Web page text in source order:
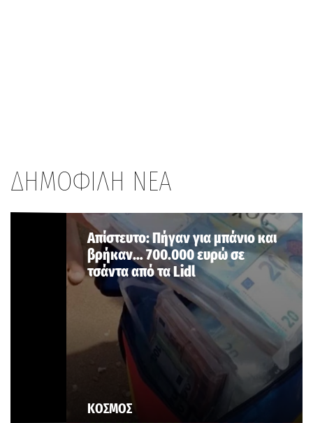
ΔΗΜΟΦΙΛΗ ΝΕΑ
ΚΟΣΜΟΣ
Aπίστευτο: Πήγαν για μπάνιο και
βρήκαν… 700.000 ευρώ σε
τσάντα από τα Lidl